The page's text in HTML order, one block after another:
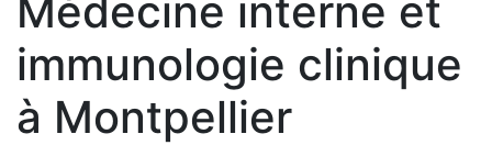
Médecine interne et
immunologie clinique
à Montpellier